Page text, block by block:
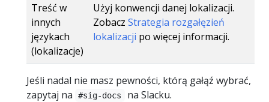
Treść w
innych
językach
(lokalizacje)
Użyj konwencji danej lokalizacji.
Zobacz Strategia rozgałęzień
lokalizacji po więcej informacji.
Jeśli nadal nie masz pewności, którą gałąź wybrać,
zapytaj na
#sig-docs na Slacku.